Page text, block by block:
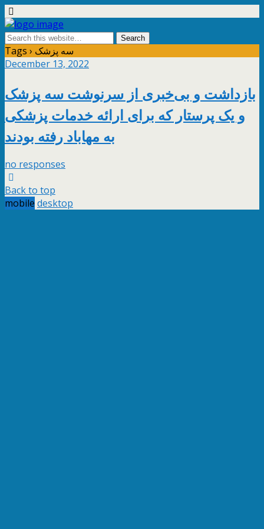
Tags › سه پزشک
December 13, 2022
بازداشت و بی‌خبری از سرنوشت سه پزشک
و یک پرستار که برای ارائه خدمات پزشکی
به مهاباد رفته بودند
no responses
Back to top
mobile desktop